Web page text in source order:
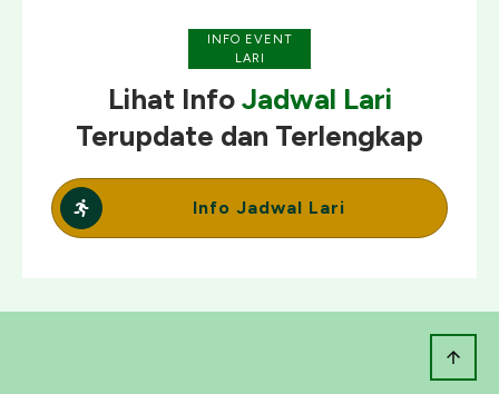
INFO EVENT
LARI
Lihat InfoJadwal Lari
Terupdate dan Terlengkap
Info Jadwal Lari